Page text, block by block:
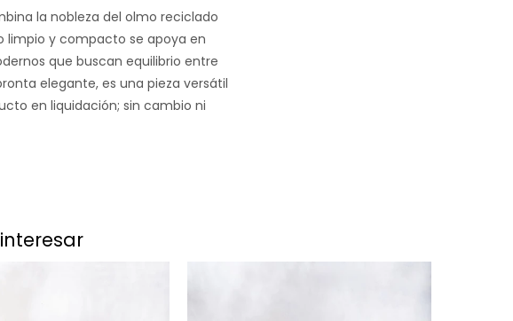
la nobleza del olmo reciclado
limpio y compacto se apoya en
que buscan equilibrio entre
elegante, es una pieza versátil
en liquidación; sin cambio ni